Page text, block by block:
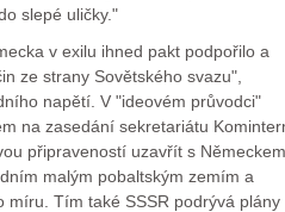
slepé uličky."
v exilu ihned pakt podpořilo a
ze strany Sovětského svazu",
napětí. V "ideovém průvodci"
na zasedání sekretariátu
připraveností uzavřít s
malým pobaltským zemím a
míru. Tím také SSSR podrývá plány